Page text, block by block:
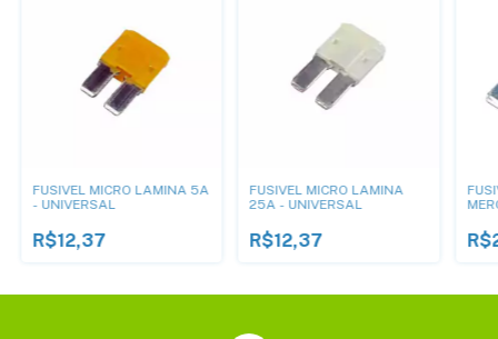
FUSIVEL MICRO LAMINA 5A
- UNIVERSAL
R$12,37
FUSIVEL MICRO LAMINA
25A - UNIVERSAL
R$12,37
4,3A